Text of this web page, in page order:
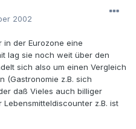
2002
in der Eurozone eine
lag sie noch weit über den
sich also um einen Vergleich
(Gastronomie z.B. sich
daß Vieles auch billiger
z.B. ist